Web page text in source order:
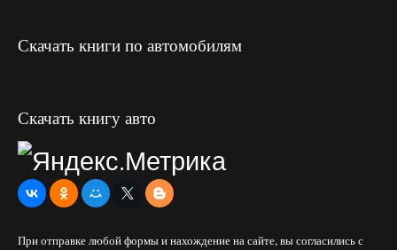
Скачать книги по автомобилям
Скачать книгу авто
При отправке любой формы и нахождение на сайте, вы согласились с